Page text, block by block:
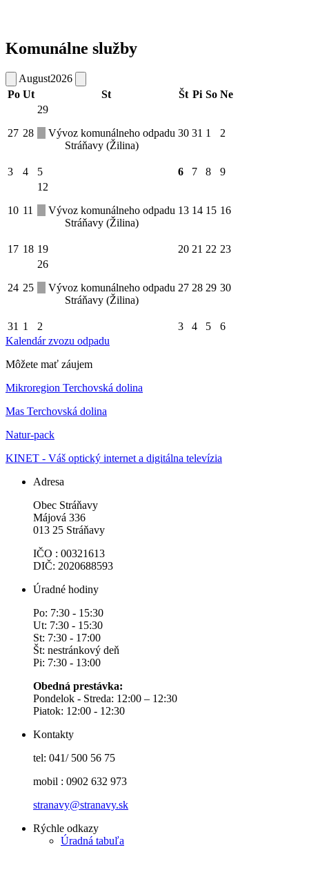
Komunálne služby
August2026
Po Ut St Št Pi So Ne
27 28
29
Vývoz komunálneho odpadu
Stráňavy (Žilina)
30 31 1 2
3 4 5 6 7 8 9
10 11
12
Vývoz komunálneho odpadu
Stráňavy (Žilina)
13 14 15 16
17 18 19 20 21 22 23
24 25
26
Vývoz komunálneho odpadu
Stráňavy (Žilina)
27 28 29 30
31 1 2 3 4 5
6
Kalendár zvozu odpadu
Môžete mať záujem
Mikroregion Terchovská dolina
Mas Terchovská dolina
Natur-pack
KINET - Váš optický internet a digitálna televízia
Adresa
Obec Stráňavy
Májová 336
013 25 Stráňavy
IČO : 00321613
DIČ: 2020688593
Úradné hodiny
Po: 7:30 - 15:30
Ut: 7:30 - 15:30
St: 7:30 - 17:00
Št: nestránkový deň
Pi: 7:30 - 13:00
Obedná prestávka:
Pondelok - Streda: 12:00 – 12:30
Piatok: 12:00 - 12:30
Kontakty
tel: 041/ 500 56 75
mobil : 0902 632 973
stranavy@stranavy.sk
Rýchle odkazy
Úradná tabuľa